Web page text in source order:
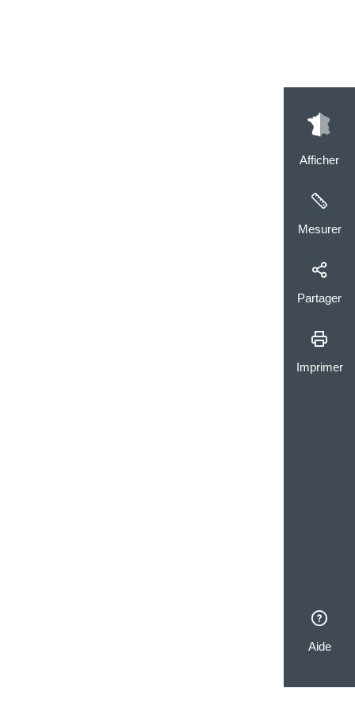
Afficher
Mesurer
Partager
Imprimer
Aide